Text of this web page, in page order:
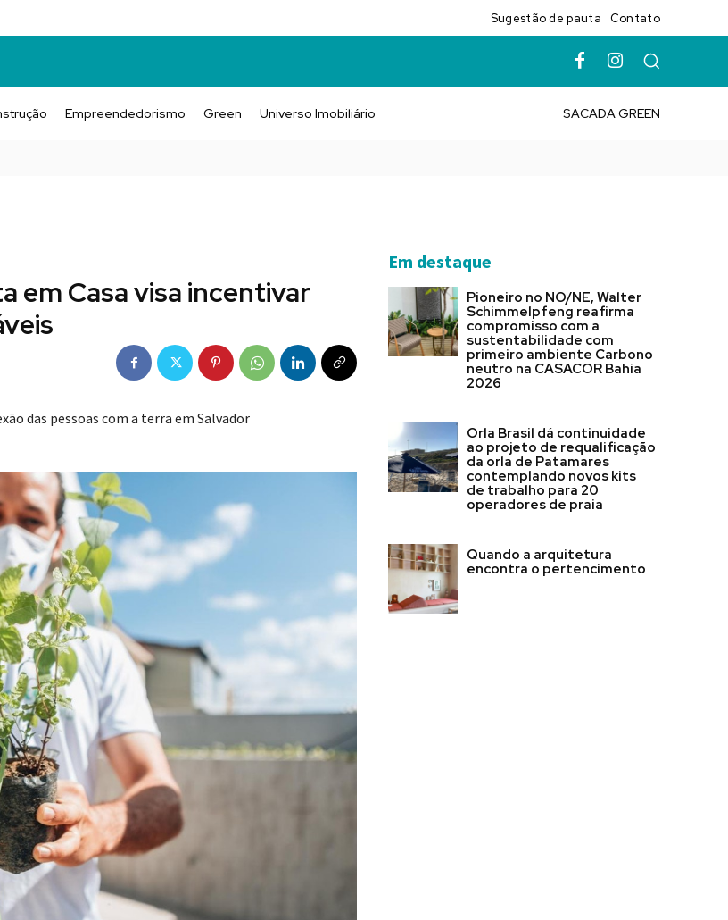
Sugestão de pauta Contato
Empreendedorismo Green Universo Imobiliário SACADA GREEN
em Casa visa incentivar
das pessoas com a terra em Salvador
Em destaque
Pioneiro no NO/NE, Walter
Schimmelpfeng reafirma
compromisso com a
sustentabilidade com
primeiro ambiente Carbono
neutro na CASACOR Bahia
2026
Orla Brasil dá continuidade
ao projeto de requalificação
da orla de Patamares
contemplando novos kits
de trabalho para 20
operadores de praia
Quando a arquitetura
encontra o pertencimento